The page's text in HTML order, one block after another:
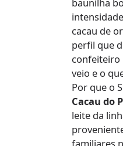
baunilha
cacau de
perfil que
confeiteiro
veio e o
Por que o
Cacau do
leite da